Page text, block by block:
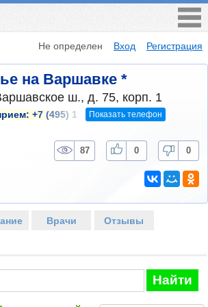
Не определен Вход Регистрация
на Варшавке *
ш., д. 75, корп. 1
+7 (495) 1 Показать телефон
87 0 0
Врачи Отзывы
Найти